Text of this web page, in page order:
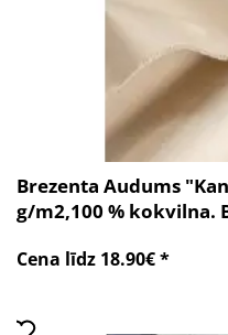
Brezenta Audums
g/m2,100 % kokvilna.
Cena līdz 18.90€ *